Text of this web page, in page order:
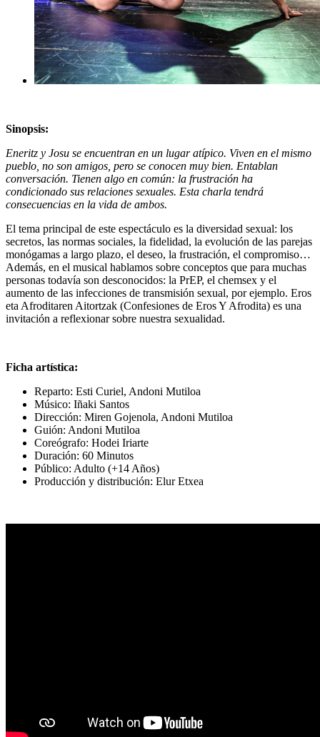
Sinopsis:
Eneritz y Josu se encuentran en un lugar atípico. Viven en el mismo
pueblo, no son amigos, pero se conocen muy bien. Entablan
conversación. Tienen algo en común: la frustración ha
condicionado sus relaciones sexuales. Esta charla tendrá
consecuencias en la vida de ambos.
El tema principal de este espectáculo es la diversidad sexual: los
secretos, las normas sociales, la fidelidad, la evolución de las parejas
monógamas a largo plazo, el deseo, la frustración, el compromiso…
Además, en el musical hablamos sobre conceptos que para muchas
personas todavía son desconocidos: la PrEP, el chemsex y el
aumento de las infecciones de transmisión sexual, por ejemplo. Eros
eta Afroditaren Aitortzak (Confesiones de Eros Y Afrodita) es una
invitación a reflexionar sobre nuestra sexualidad.
Ficha artística:
Reparto: Esti Curiel, Andoni Mutiloa
Músico: Iñaki Santos
Dirección: Miren Gojenola, Andoni Mutiloa
Guión: Andoni Mutiloa
Coreógrafo: Hodei Iriarte
Duración: 60 Minutos
Público: Adulto (+14 Años)
Producción y distribución: Elur Etxea